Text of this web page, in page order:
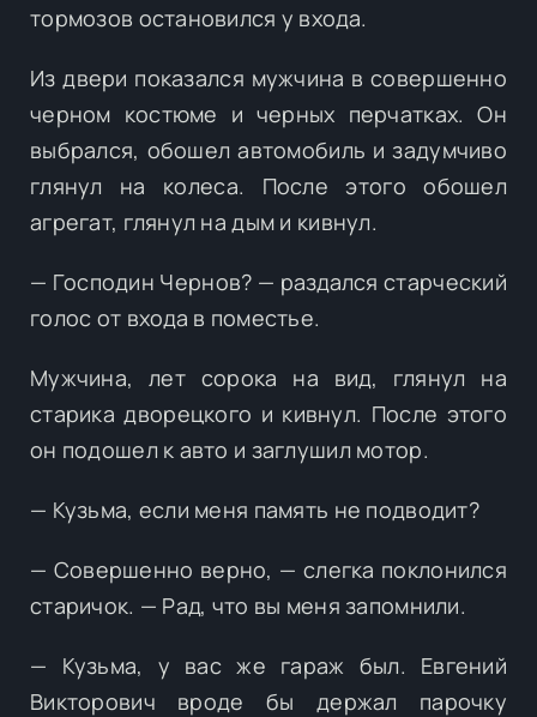
тормозов остановился у входа.
Из двери показался мужчина в совершенно
черном костюме и черных перчатках. Он
выбрался, обошел автомобиль и задумчиво
глянул на колеса. После этого обошел
агрегат, глянул на дым и кивнул.
— Господин Чернов? — раздался старческий
голос от входа в поместье.
Мужчина, лет сорока на вид, глянул на
старика дворецкого и кивнул. После этого
он подошел к авто и заглушил мотор.
— Кузьма, если меня память не подводит?
— Совершенно верно, — слегка поклонился
старичок. — Рад, что вы меня запомнили.
— Кузьма, у вас же гараж был. Евгений
Викторович вроде бы держал парочку